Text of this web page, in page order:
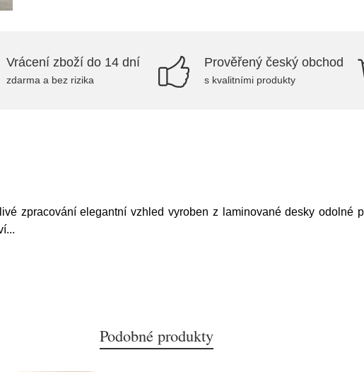
Vrácení zboží do 14 dní
zdarma a bez rizika
Prověřený český obchod
s kvalitními produkty
zpracování elegantní vzhled vyroben z laminované desky odolné
...
Podobné produkty